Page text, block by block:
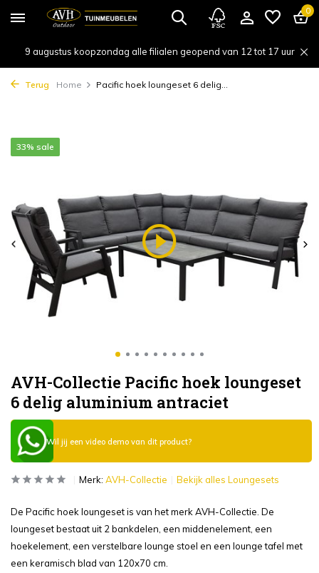
0
9 augustus koopzondag alle filialen geopend van 12 tot 17 uur
Terug Home Pacific hoek loungeset 6 delig...
AVH-Collectie Pacific hoek loungeset
6 delig aluminium antraciet
33% sale
Wil jij een video demo van dit product?
Merk: AVH-Collectie Bekijk alles Loungesets
De Pacific hoek loungeset is van het merk AVH-Collectie. De
loungeset bestaat uit 2 bankdelen, een middenelement, een
hoekelement, een verstelbare lounge stoel en een lounge tafel met
een keramisch blad van 120x70 cm.